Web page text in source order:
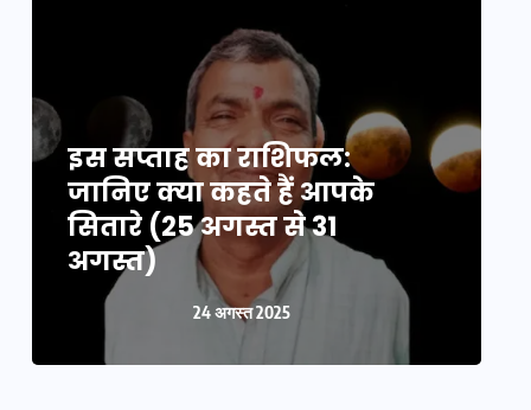
इस सप्ताह का राशिफल:
जानिए क्या कहते हैं आपके
सितारे (25 अगस्त से 31
अगस्त)
24 अगस्त 2025